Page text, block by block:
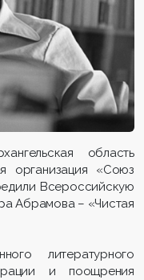
область
организация «Союз
Всероссийскую
Абрамова – «Чистая
литературного
и поощрения